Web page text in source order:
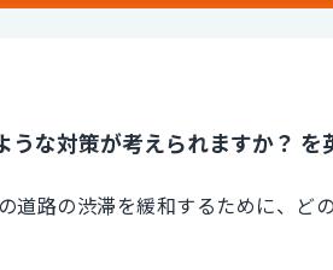
な対策が考えられますか？ を
道路の渋滞を緩和するために、ど